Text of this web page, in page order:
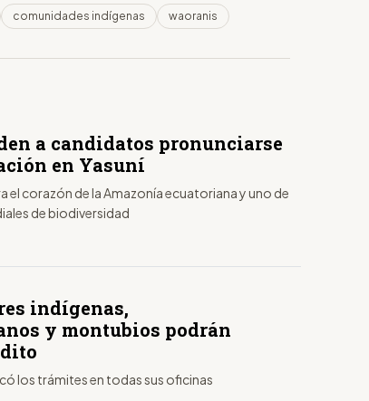
comunidades indígenas waoranis
a candidatos pronunciarse
en Yasuní
el corazón de la Amazonía ecuatoriana y uno de
de biodiversidad
indígenas,
y montubios podrán
los trámites en todas sus oficinas